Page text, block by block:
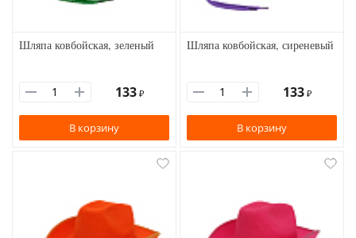
Шляпа ковбойская, зеленый
133 ₽
В корзину
Шляпа ковбойская, сиреневый
133 ₽
В корзину